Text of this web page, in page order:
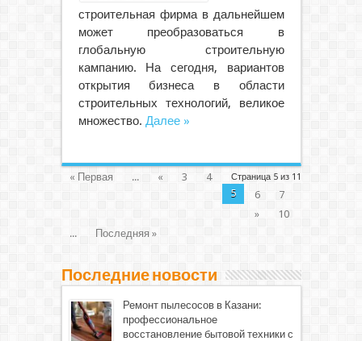
строительная фирма в дальнейшем
может преобразоваться в
глобальную строительную
кампанию. На сегодня, вариантов
открытия бизнеса в области
строительных технологий, великое
множество. Далее »
Страница 5 из 11
« Первая ... « 3
4
5
6
7
»
10
...
Последняя »
Последние новости
Ремонт пылесосов в Казани:
профессиональное
восстановление бытовой техники с